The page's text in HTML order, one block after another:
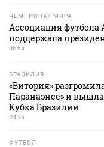
ЧЕМПИОНАТ МИРА
Ассоциация футбола
поддержала
06:55
БРАЗИЛИЯ
«Витория»
Паранаэнсе» и
Кубка Бразилии
04:25
ФУТБОЛ